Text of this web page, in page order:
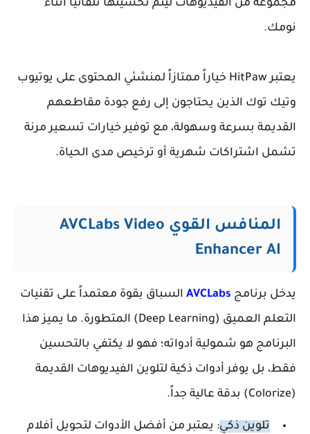
مجموعة من الفيديوهات ليتم تحسينها تلقائياً أثناء
نومك.
يعتبر HitPaw خياراً ممتازاً لمنشئي المحتوى على يوتيوب
وتيك توك الذين يحتاجون إلى رفع جودة مقاطعهم
القديمة بسرعة وسهولة، مع توفير خيارات تسعير مرنة
تشمل اشتراكات شهرية أو ترخيص مدى الحياة.
المنافس القوي AVCLabs Video
Enhancer AI
يدخل برنامج AVCLabs السباق بقوة معتمداً على تقنيات
التعلم العميق (Deep Learning) المتطورة. ما يميز هذا
البرنامج هو شمولية أدواته؛ فهو لا يكتفي بالتحسين
فقط، بل يوفر أدوات ذكية لتلوين الفيديوهات القديمة
(Colorize) بدقة عالية جداً.
تلوين ذكي: يعتبر من أفضل الأدوات لتحويل أفلام